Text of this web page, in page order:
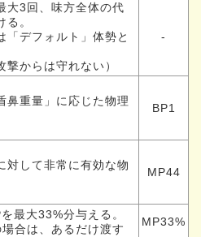
大3回、味方全体の代
。
「デフォルト」体勢と
撃からは守れない）
-
鼻重量」に応じた物理
BP1
対して非常に有効な物
MP44
最大33%分与える。
合は、あるだけ渡す
MP33%